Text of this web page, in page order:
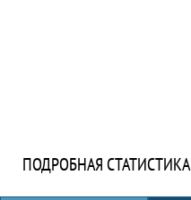
ПОДРОБНАЯ СТАТИСТИКА